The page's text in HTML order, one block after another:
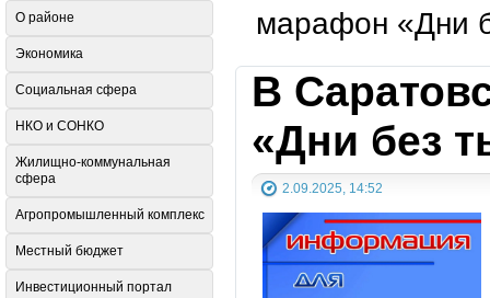
марафон «Дни
В
«Дни без
2.09.2025, 14:52
О районе
Экономика
Социальная сфера
НКО и СОНКО
Жилищно-коммунальная
сфера
Агропромышленный комплекс
Местный бюджет
Инвестиционный портал